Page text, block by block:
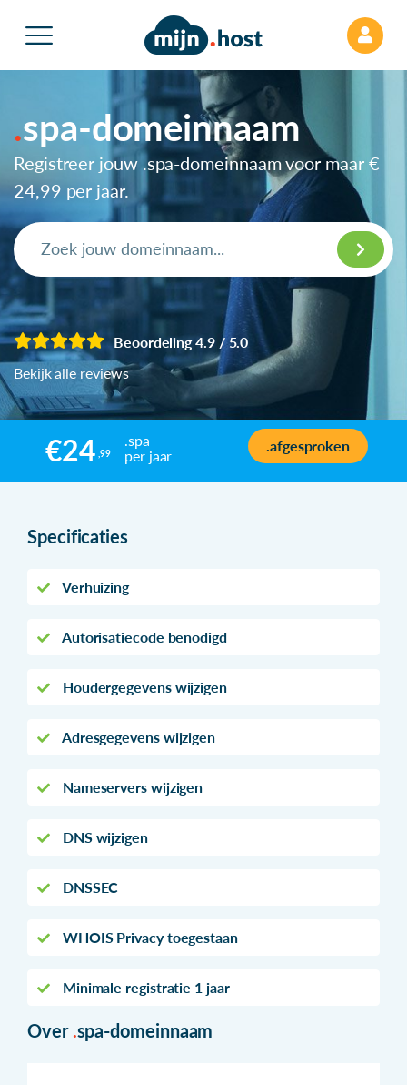
spa-domeinnaam
Registreer jouw .spa-domeinnaam voor maar €
24,99 per jaar.
Beoordeling 4.9 / 5.0
Bekijk alle reviews
€24 ,99
.spa
per jaar
.afgesproken
Specificaties
Verhuizing
Autorisatiecode benodigd
Houdergegevens wijzigen
Adresgegevens wijzigen
Nameservers wijzigen
DNS wijzigen
DNSSEC
WHOIS Privacy toegestaan
Minimale registratie 1 jaar
Over .spa-domeinnaam